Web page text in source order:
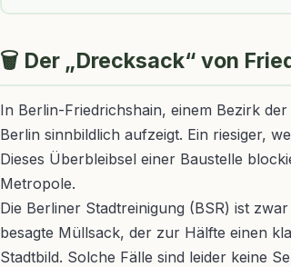
🗑️ Der „Drecksack“ von
In Berlin-Friedrichshain, einem Bezirk
Berlin sinnbildlich aufzeigt. Ein riesiger,
Dieses Überbleibsel einer Baustelle
Metropole.
Die Berliner Stadtreinigung (BSR) ist
besagte Müllsack, der zur Hälfte einen
Stadtbild. Solche Fälle sind leider keine